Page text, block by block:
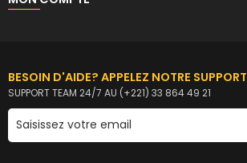
BESOIN D'AIDE? APPELEZ NOTRE SUPPORT
SUPPORT TEAM 24/7 AU (+221) 33 864 49 21